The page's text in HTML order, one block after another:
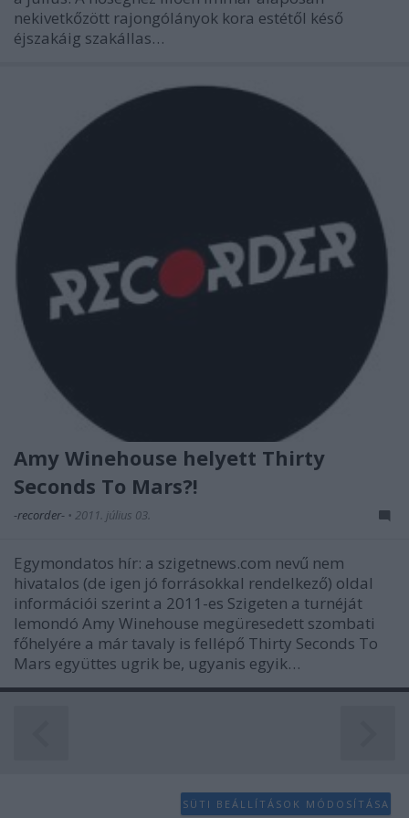
nekivetkőzött rajongólányok kora estétől késő
éjszakáig szakállas…
Amy Winehouse helyett Thirty
Seconds To Mars?!
-recorder- • 2011. július 03.
Egymondatos hír: a szigetnews.com nevű nem
hivatalos (de igen jó forrásokkal rendelkező) oldal
információi szerint a 2011-es Szigeten a turnéját
lemondó Amy Winehouse megüresedett szombati
főhelyére a már tavaly is fellépő Thirty Seconds To
Mars együttes ugrik be, ugyanis egyik…
SÜTI BEÁLLÍTÁSOK MÓDOSÍTÁSA